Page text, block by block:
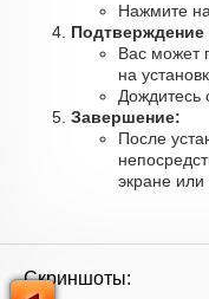
Нажмите
Подтверждение
Вас может
на
Дождитесь
Завершение:
После
экране
Скриншоты: